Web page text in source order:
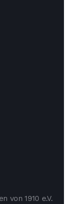
von 1910 e.V.